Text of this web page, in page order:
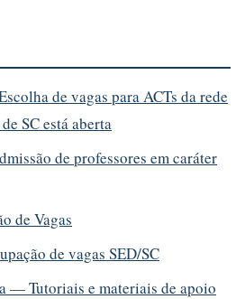
de vagas para ACTs da rede
SC está aberta
de professores em caráter
de Vagas
de vagas SED/SC
— Tutoriais e materiais de apoio